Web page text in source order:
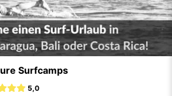
Surfcamps
5,0